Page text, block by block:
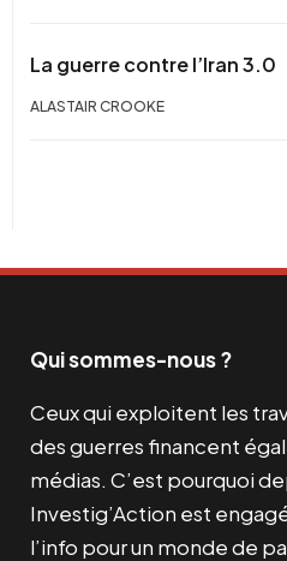
La guerre contre l’Iran 3.0
ALASTAIR CROOKE
Qui sommes-nous ?
Ceux qui exploitent les
des guerres financent
médias. C’est pourquoi
Investig’Action est
l’info pour un monde de